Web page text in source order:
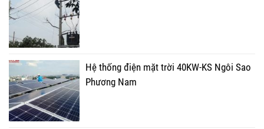
Hệ thống điện mặt trời 40KW-KS Ngôi Sao
Phương Nam